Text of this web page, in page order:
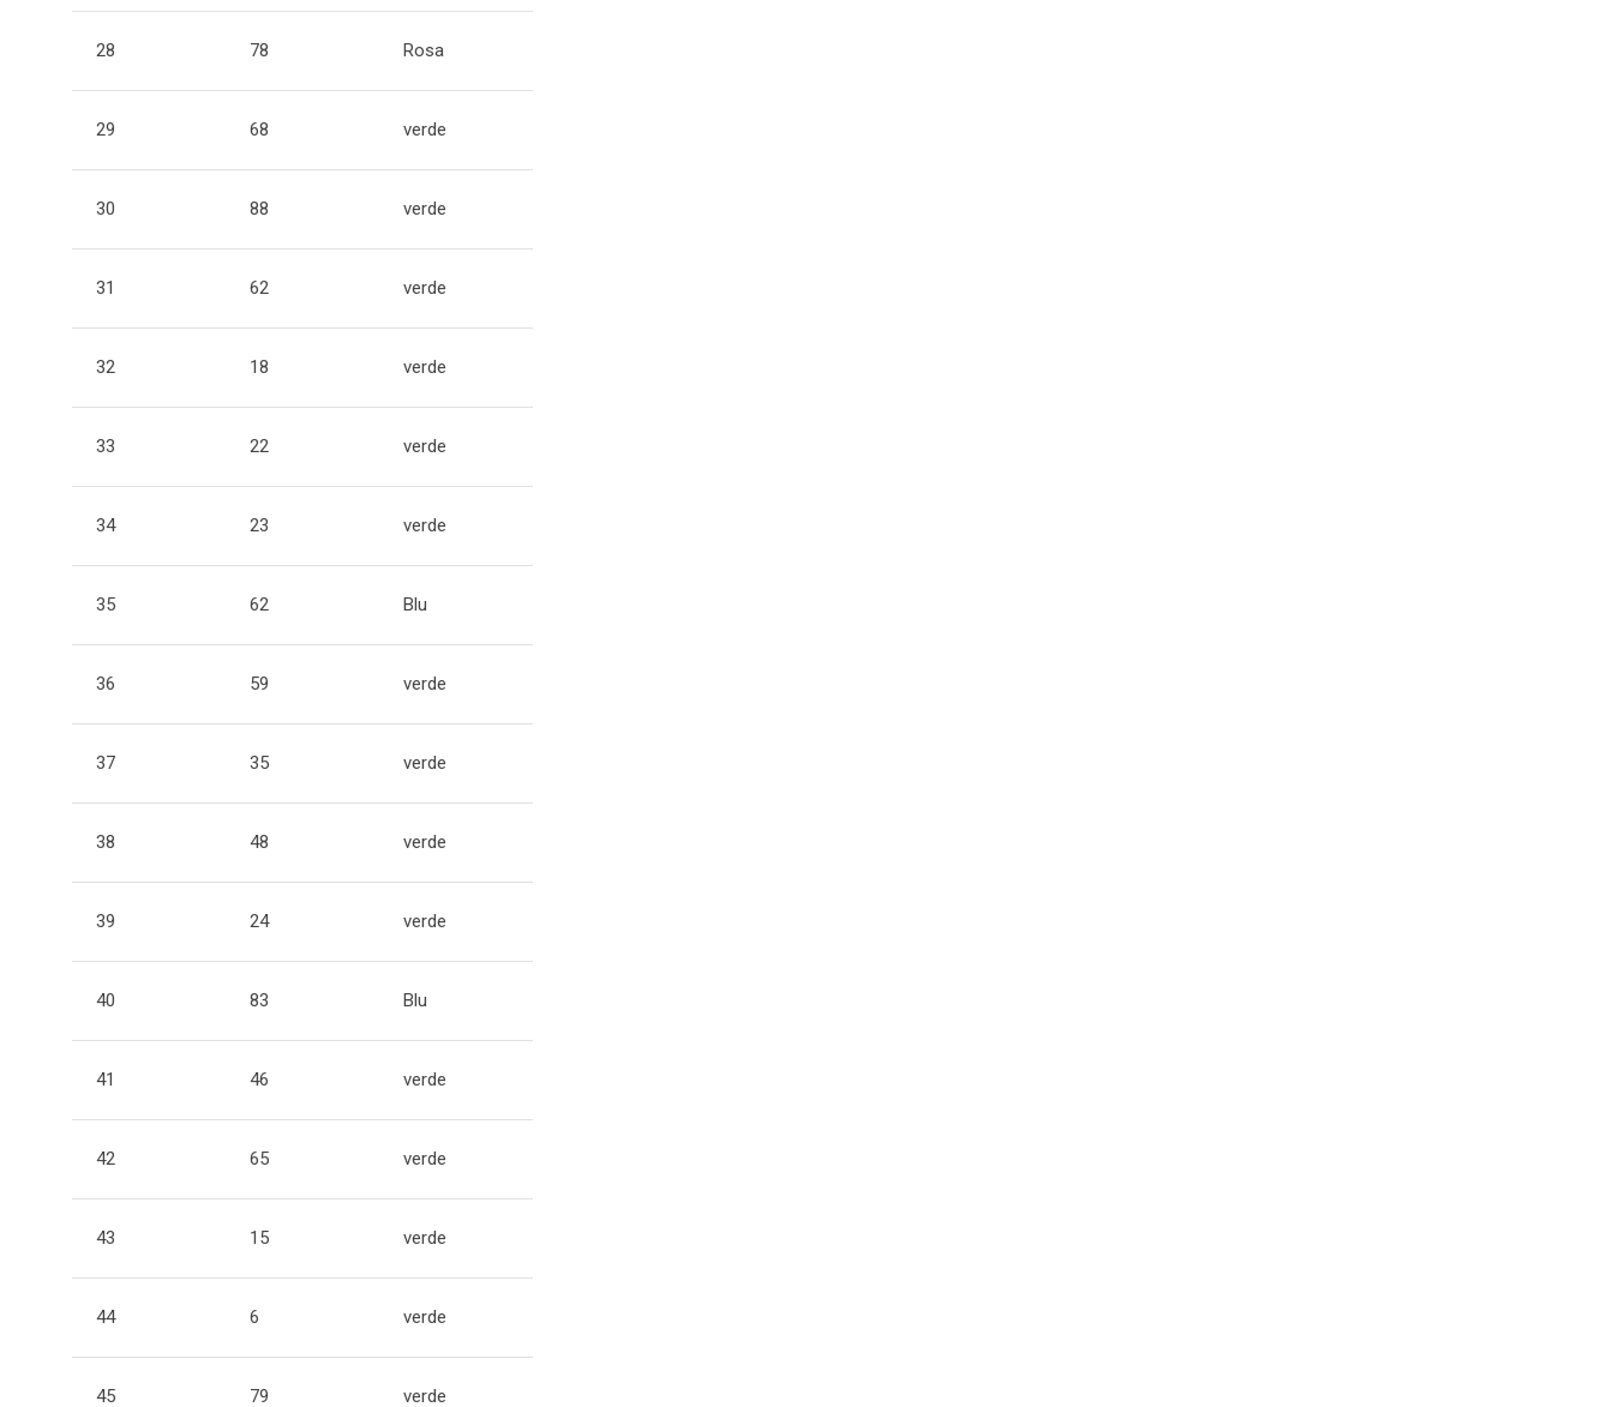
28 78 Rosa
29 68 verde
30 88 verde
31 62 verde
32 18 verde
33 22 verde
34 23 verde
35 62 Blu
36 59 verde
37 35 verde
38 48 verde
39 24 verde
40 83 Blu
41 46 verde
42 65 verde
43 15 verde
44 6 verde
45 79 verde